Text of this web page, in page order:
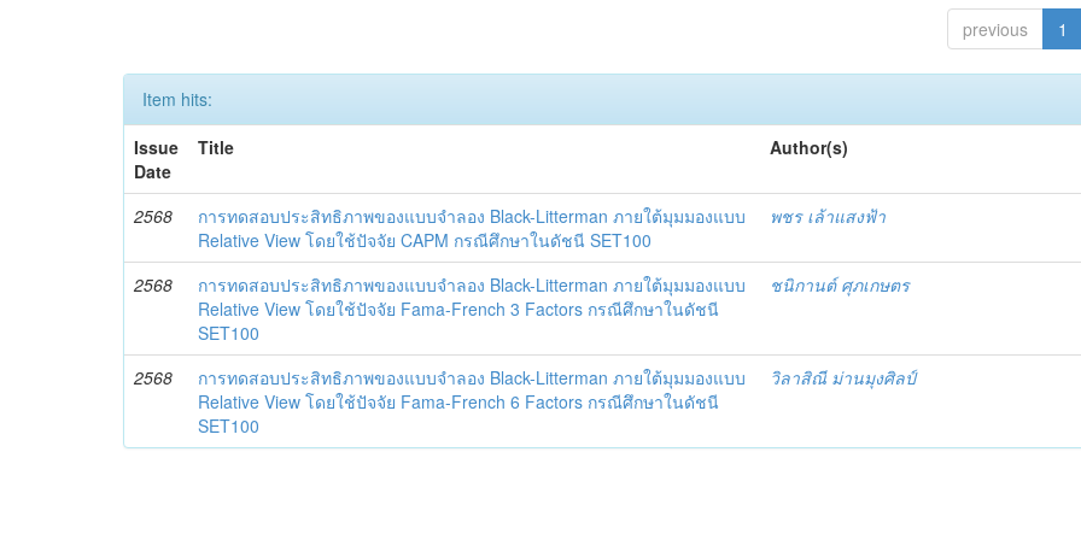
previous 1
Item hits:
Issue
Date
Title Author(s)
2568
การทดสอบประสิทธิภาพของแบบจำลอง Black-Litterman ภายใต้มุมมองแบบ
Relative View โดยใช้ปัจจัย CAPM กรณีศึกษาในดัชนี SET100
พชร เล้าแสงฟ้า
2568
การทดสอบประสิทธิภาพของแบบจำลอง Black-Litterman ภายใต้มุมมองแบบ
Relative View โดยใช้ปัจจัย Fama-French 3 Factors กรณีศึกษาในดัชนี
SET100
ชนิกานต์ ศุภเกษตร
2568
การทดสอบประสิทธิภาพของแบบจำลอง Black-Litterman ภายใต้มุมมองแบบ
Relative View โดยใช้ปัจจัย Fama-French 6 Factors กรณีศึกษาในดัชนี
SET100
วิลาสิณี ม่านมุงศิลป์